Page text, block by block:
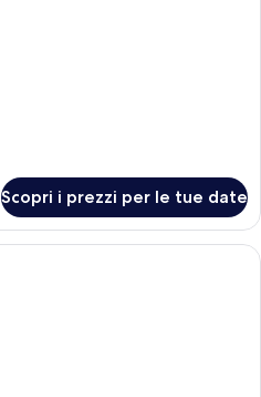
Scopri i prezzi per le tue date
Una camera d'albergo moderna con